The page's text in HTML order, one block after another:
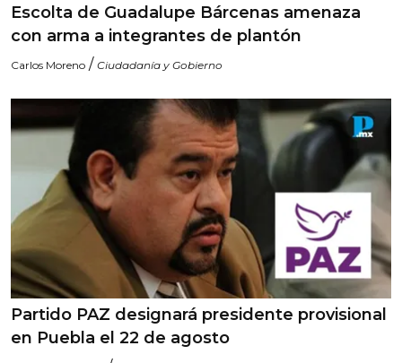
Escolta de Guadalupe Bárcenas amenaza
con arma a integrantes de plantón
Carlos Moreno / Ciudadanía y Gobierno
Partido PAZ designará presidente provisional
en Puebla el 22 de agosto